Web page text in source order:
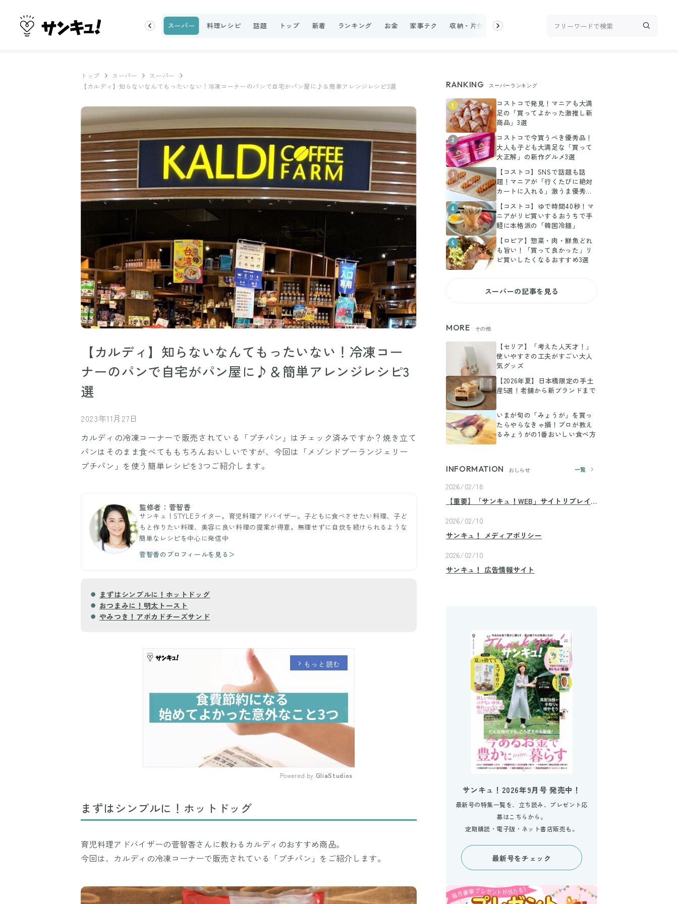
収納・片付け ビューティ 100均・雑貨 スーパー 料理レシピ 話題 トップ 新着 ランキング お金 家事テク 収納・片付け 100均・雑貨 スーパー 料理レシピ
トップ スーパー
スーパー
【カルディ】知らないなんてもったいない！冷凍コーナーのパンで自宅がパン屋に♪＆簡単アレンジレシピ3選
【カルディ】知らないなんてもったいない！冷凍コー
ナーのパンで自宅がパン屋に♪＆簡単アレンジレシピ3
選
2023年11月27日
カルディの冷凍コーナーで販売されている「プチパン」はチェック済みですか？焼き立て
パンはそのまま食べてももちろんおいしいですが、今回は「メゾンドブーランジェリー
プチパン」を使う簡単レシピを3つご紹介します。
監修者：菅智香
サンキュ！STYLEライター。育児料理アドバイザー。子どもに食べさせたい料理、子ど
もと作りたい料理、美容に良い料理の提案が得意。無理せずに自炊を続けられるような
簡単なレシピを中心に発信中
菅智香のプロフィールを見る＞
まずはシンプルに！ホットドッグ
おつまみに！明太トースト
やみつき！アボカドチーズサンド
arrow_forward_ios もっと読む
Powered by GliaStudios
まずはシンプルに！ホットドッグ
育児料理アドバイザーの菅智香さんに教わるカルディのおすすめ商品。
今回は、カルディの冷凍コーナーで販売されている「プチパン」をご紹介します。
RANKING スーパーランキング
1
コストコで発見！マニアも大満
足の「買ってよかった激推し新
商品」3選
2
コストコで今買うべき優秀品！
大人も子ども大満足な「買って
大正解」の新作グルメ3選
3
【コストコ】SNSで話題も話
題！マニアが「行くたびに絶対
カートに入れる」激うま優秀グ
4
【コストコ】ゆで時間40秒！マ
ニアがリピ買いするおうちで手
軽に本格派の「韓国冷麺」
5
【ロピア】惣菜・肉・鮮魚どれ
も旨い！「買って良かった」リ
ピ買いしたくなるおすすめ3選
スーパーの記事を見る
MORE その他
【セリア】「考えた人天才！」
使いやすさの工夫がすごい大人
気グッズ
【2026年夏】日本橋限定の手土
産5選！老舗から新ブランドまで
いまが旬の「みょうが」を買っ
たらやらなきゃ損！プロが教え
るみょうがの1番おいしい食べ方
INFORMATION おしらせ 一覧
2026/02/18
【重要】「サンキュ！WEB」サイトリプレイ
2026/02/10
サンキュ！ メディアポリシー
2026/02/10
サンキュ！ 広告情報サイト
サンキュ！2026年9月号 発売中！
最新号の特集一覧を、立ち読み、プレゼント応
募はこちらから。
定期購読・電子版・ネット書店販売も。
最新号をチェック